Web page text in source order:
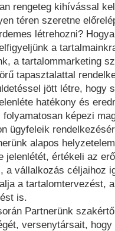
rengeteg kihívással
téren szeretne
létrehozni?
a
a tartalommarketing
tapasztalattal
jött létre, hogy
hatékony és
képezi
ügyfeleik
alapos
jelenlétét, értékeli az
a vállalkozás céljaihoz
a tartalomtervezést,
is.
Partnerünk
versenytársait,